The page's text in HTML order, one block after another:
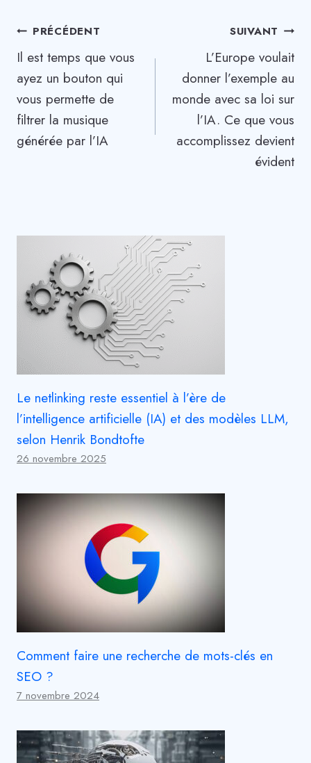
Navigation
de
l’article
PRÉCÉDENT
Il est temps que vous
ayez un bouton qui
vous permette de
filtrer la musique
générée par l’IA
SUIVANT
L’Europe voulait
donner l’exemple au
monde avec sa loi sur
l’IA. Ce que vous
accomplissez devient
évident
Le netlinking reste essentiel à l’ère de
l’intelligence artificielle (IA) et des modèles LLM,
selon Henrik Bondtofte
26 novembre 2025
Comment faire une recherche de mots-clés en
SEO ?
7 novembre 2024